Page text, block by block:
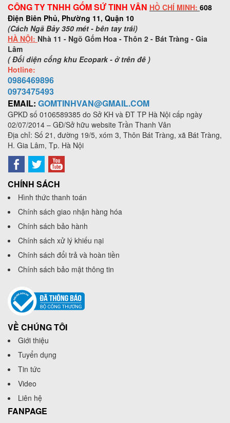
CÔNG TY TNHH GỐM SỨ TINH VÂN HỒ CHÍ MINH: 608
Điện Biên Phủ, Phường 11, Quận 10
(Cách Ngã Bảy 350 mét - bên tay trái)
HÀ NỘI: Nhà 11 - Ngõ Gốm Hoa - Thôn 2 - Bát Tràng - Gia
Lâm
( Đối diện cổng khu Ecopark - ở trên đê )
Hotline:
0986469896
0973475493
EMAIL: GOMTINHVAN@GMAIL.COM
GPKD số 0106589385 do Sở KH và ĐT TP Hà Nội cấp ngày
02/07/2014 – GĐ/Sở hữu website Trần Thanh Vân
Địa chỉ: Số 21, đường 19/5, xóm 3, Thôn Bát Tràng, xã Bát Tràng,
H. Gia Lâm, Tp. Hà Nội
CHÍNH SÁCH
Hình thức thanh toán
Chính sách giao nhận hàng hóa
Chính sách bảo hành
Chính sách xử lý khiếu nại
Chính sách đổi trả và hoàn tiền
Chính sách bảo mật thông tin
VỀ CHÚNG TÔI
Giới thiệu
Tuyển dụng
Tin tức
Video
Liên hệ
FANPAGE